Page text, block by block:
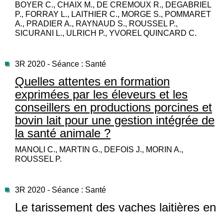
BOYER C., CHAIX M., DE CREMOUX R., DEGABRIEL
P., FORRAY L., LAITHIER C., MORGE S., POMMARET
A., PRADIER A., RAYNAUD S., ROUSSEL P.,
SICURANI L., ULRICH P., YVOREL QUINCARD C.
3R 2020 - Séance : Santé
Quelles attentes en formation
exprimées par les éleveurs et les
conseillers en productions porcines et
bovin lait pour une gestion intégrée de
la santé animale ?
MANOLI C., MARTIN G., DEFOIS J., MORIN A.,
ROUSSEL P.
3R 2020 - Séance : Santé
Le tarissement des vaches laitières en